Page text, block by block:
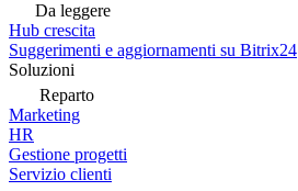
Da leggere
Hub crescita
Suggerimenti e aggiornamenti su Bitrix24
Soluzioni
Reparto
Marketing
HR
Gestione progetti
Servizio clienti